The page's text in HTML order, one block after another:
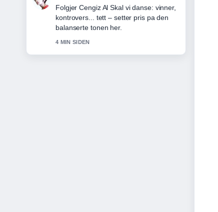
Nyttig kontekst rundt Verdens eldste
tre: Old Tjikko og Methuselah. Hold
gjerne denne livestrengen oppdatert.
6 MIN SIDEN